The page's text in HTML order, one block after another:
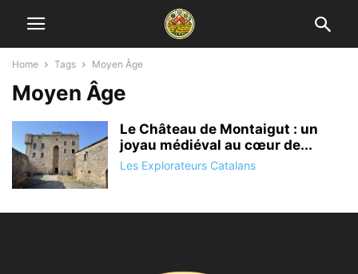
Home Tags Moyen Âge
Moyen Âge
Le Château de Montaigut : un
joyau médiéval au cœur de...
Les Explorateurs Catalans